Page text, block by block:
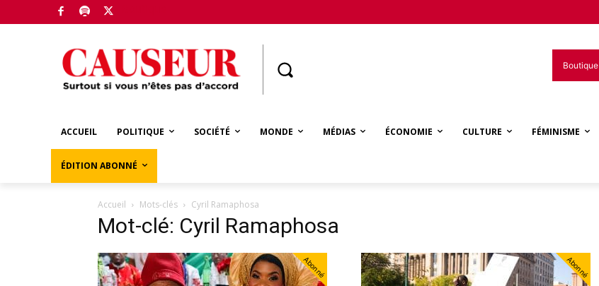
Boutique
ACCUEIL POLITIQUE SOCIÉTÉ MONDE MÉDIAS ÉCONOMIE CULTURE FÉMINISME
ÉDITION ABONNÉ
Accueil Mots-clés Cyril Ramaphosa
Mot-clé: Cyril Ramaphosa
Abonné Abonné